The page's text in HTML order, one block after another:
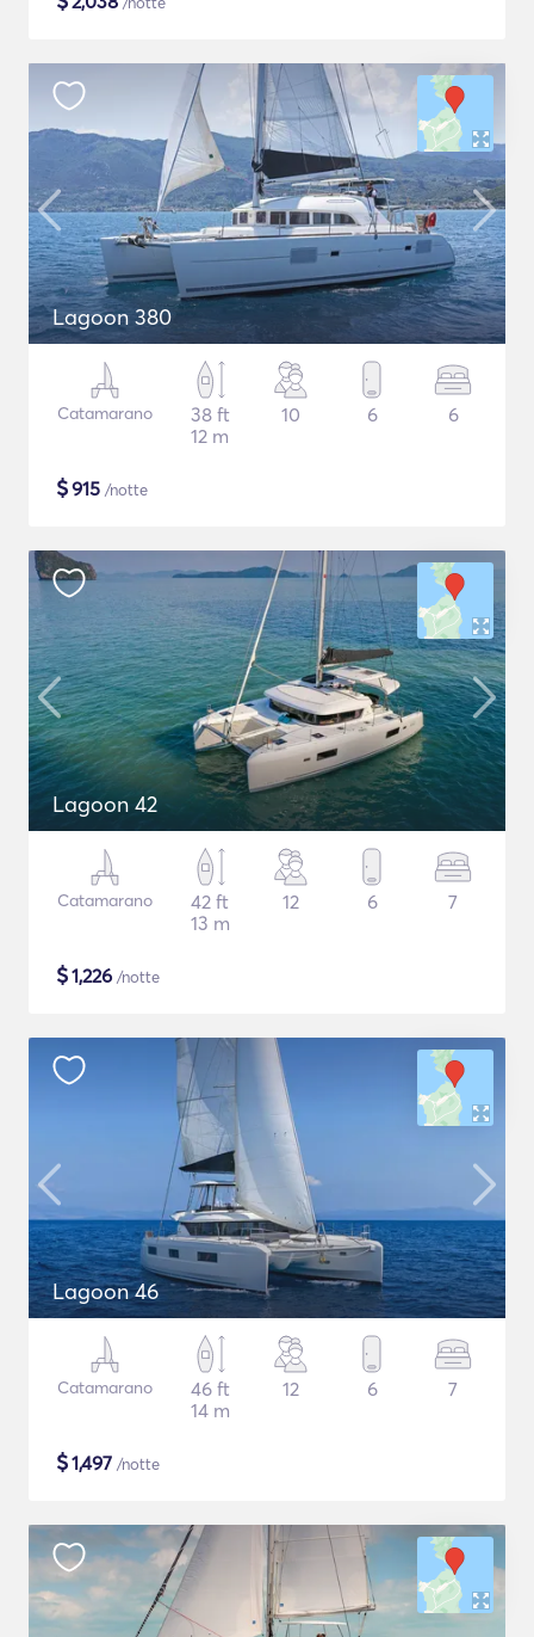
Lagoon 380
Catamarano
38 ft
12 m
10 6 6
$915 /notte
Lagoon 42
Catamarano
42 ft
13 m
12 6 7
$1,226 /notte
Lagoon 46
Catamarano
46 ft
14 m
12 6 7
$1,497 /notte